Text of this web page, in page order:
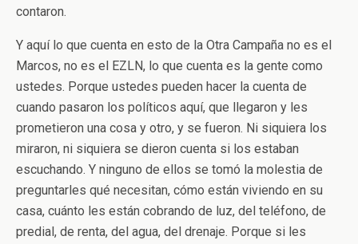
contaron.
Y aquí lo que cuenta en esto de la Otra Campaña no es el
Marcos, no es el EZLN, lo que cuenta es la gente como
ustedes. Porque ustedes pueden hacer la cuenta de
cuando pasaron los políticos aquí, que llegaron y les
prometieron una cosa y otro, y se fueron. Ni siquiera los
miraron, ni siquiera se dieron cuenta si los estaban
escuchando. Y ninguno de ellos se tomó la molestia de
preguntarles qué necesitan, cómo están viviendo en su
casa, cuánto les están cobrando de luz, del teléfono, de
predial, de renta, del agua, del drenaje. Porque si les